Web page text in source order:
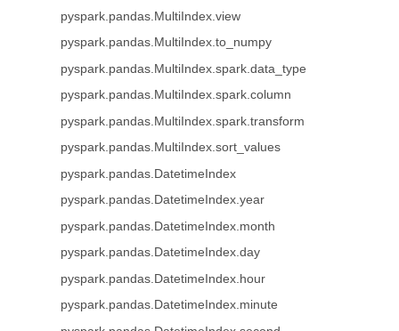
pyspark.pandas.MultiIndex.view
pyspark.pandas.MultiIndex.to_numpy
pyspark.pandas.MultiIndex.spark.data_type
pyspark.pandas.MultiIndex.spark.column
pyspark.pandas.MultiIndex.spark.transform
pyspark.pandas.MultiIndex.sort_values
pyspark.pandas.DatetimeIndex
pyspark.pandas.DatetimeIndex.year
pyspark.pandas.DatetimeIndex.month
pyspark.pandas.DatetimeIndex.day
pyspark.pandas.DatetimeIndex.hour
pyspark.pandas.DatetimeIndex.minute